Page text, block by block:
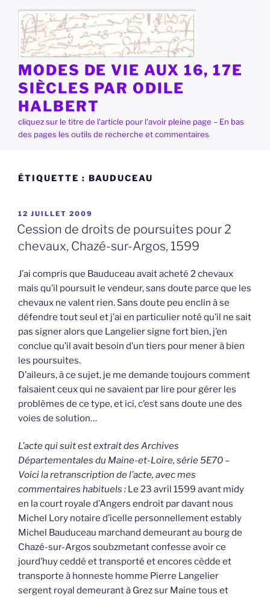
contenu
principal
MODES DE VIE AUX 16, 17E
SIÈCLES PAR ODILE
HALBERT
cliquez sur le titre de l'article pour l'avoir pleine page – En bas
des pages les outils de recherche et commentaires
ÉTIQUETTE : BAUDUCEAU
PUBLIÉ
LE
12 JUILLET 2009
Cession de droits de poursuites pour 2
chevaux, Chazé-sur-Argos, 1599
J’ai compris que Bauduceau avait acheté 2 chevaux
mais qu’il poursuit le vendeur, sans doute parce que les
chevaux ne valent rien. Sans doute peu enclin à se
défendre tout seul et j’ai en particulier noté qu’il ne sait
pas signer alors que Langelier signe fort bien, j’en
conclue qu’il avait besoin d’un tiers pour mener à bien
les poursuites.
D’aileurs, à ce sujet, je me demande toujours comment
faisaient ceux qui ne savaient par lire pour gérer les
problèmes de ce type, et ici, c’est sans doute une des
voies de solution…
L’acte qui suit est extrait des Archives
Départementales du Maine-et-Loire, série 5E70 –
Voici la retranscription de l’acte, avec mes
commentaires habituels : Le 23 avril 1599 avant midy
en la court royale d’Angers endroit par davant nous
Michel Lory notaire d’icelle personnellement estably
Michel Bauduceau marchand demeurant au bourg de
Chazé-sur-Argos soubzmetant confesse avoir ce
jourd’huy ceddé et transporté et encores cèdde et
transporte à honneste homme Pierre Langelier
sergent royal demeurant à Grez sur Maine tous et